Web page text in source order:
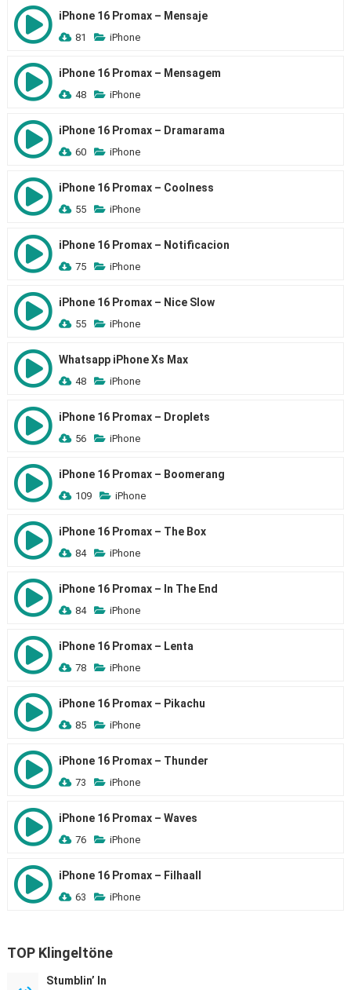
iPhone 16 Promax – Mensaje
81 iPhone
iPhone 16 Promax – Mensagem
48 iPhone
iPhone 16 Promax – Dramarama
60 iPhone
iPhone 16 Promax – Coolness
55 iPhone
iPhone 16 Promax – Notificacion
75 iPhone
iPhone 16 Promax – Nice Slow
55 iPhone
Whatsapp iPhone Xs Max
48 iPhone
iPhone 16 Promax – Droplets
56 iPhone
iPhone 16 Promax – Boomerang
109 iPhone
iPhone 16 Promax – The Box
84 iPhone
iPhone 16 Promax – In The End
84 iPhone
iPhone 16 Promax – Lenta
78 iPhone
iPhone 16 Promax – Pikachu
85 iPhone
iPhone 16 Promax – Thunder
73 iPhone
iPhone 16 Promax – Waves
76 iPhone
iPhone 16 Promax – Filhaall
63 iPhone
TOP Klingeltöne
Stumblin’ In